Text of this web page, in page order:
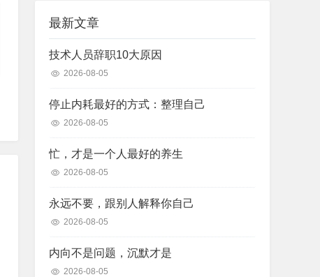
最新文章
技术人员辞职10大原因
2026-08-05
停止内耗最好的方式：整理自己
2026-08-05
忙，才是一个人最好的养生
2026-08-05
永远不要，跟别人解释你自己
2026-08-05
内向不是问题，沉默才是
2026-08-05